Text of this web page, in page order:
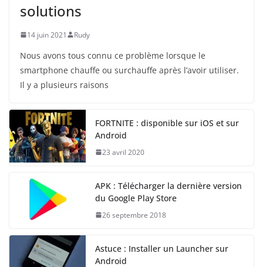
solutions
14 juin 2021 Rudy
Nous avons tous connu ce problème lorsque le
smartphone chauffe ou surchauffe après l’avoir utiliser.
Il y a plusieurs raisons
FORTNITE : disponible sur iOS et sur
Android
23 avril 2020
APK : Télécharger la dernière version
du Google Play Store
26 septembre 2018
Astuce : Installer un Launcher sur
Android